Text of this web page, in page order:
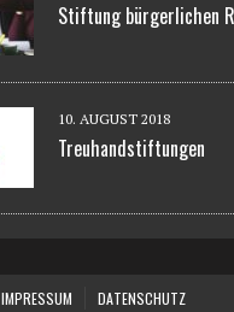
Stiftung bürgerlichen
10. AUGUST 2018
Treuhandstiftungen
IMPRESSUM DATENSCHUTZ